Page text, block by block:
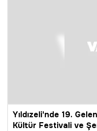
Yıldızeli'nde 19.
Kültür Festivali ve